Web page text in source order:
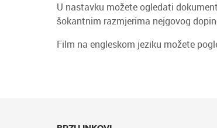
U nastavku možete ogledati
šokantnim razmjerima nejgovog
Film na engleskom jeziku možete